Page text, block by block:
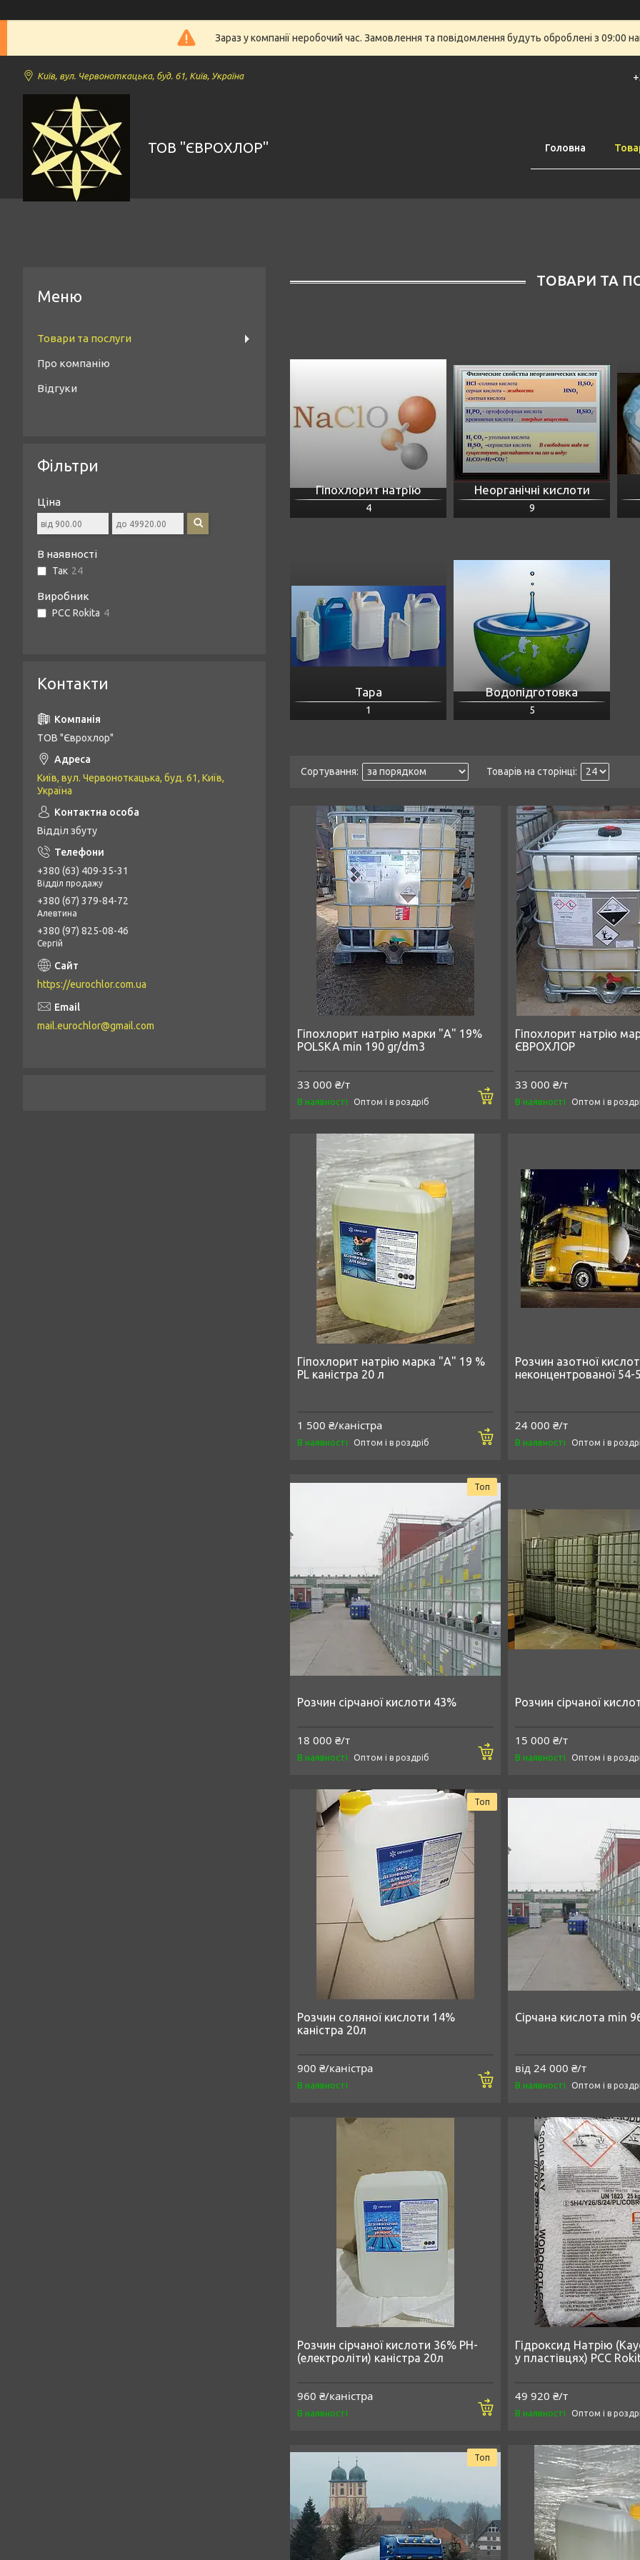
Зараз у компанії неробочий час. Замовлення та повідомлення будуть оброблені з 09:00
Київ, вул. Червоноткацька, буд. 61, Київ, Україна
ТОВ "ЄВРОХЛОР" Головна
ТОВАРИ ТА
Гіпохлорит натрію
4
Неорганічні кислоти
9
Тара
1
Водопідготовка
5
Гіпохлорит натрію марки "А" 19%
POLSKA min 190 gr/dm3
33 000 ₴/т
В наявності Оптом і в роздріб Купити
Гіпохлорит натрію
ЄВРОХЛОР
33 000 ₴/т
В наявності Оптом і в
Гіпохлорит натрію марка "А" 19 %
PL каністра 20 л
1 500 ₴/каністра
В наявності Оптом і в роздріб Купити
Розчин азотної
неконцентрованої 54-
24 000 ₴/т
В наявності Оптом і в
Топ
Розчин сірчаної кислоти 43%
18 000 ₴/т
В наявності Оптом і в роздріб Купити
Розчин сірчаної
15 000 ₴/т
В наявності Оптом і в
Топ
Розчин соляної кислоти 14%
каністра 20л
900 ₴/каністра
В наявності Купити
Сірчана кислота min
від 24 000 ₴/т
В наявності Оптом і в
Розчин сірчаної кислоти 36% РН-
(електроліти) каністра 20л
960 ₴/каністра
В наявності Купити
Гідроксид Натрію
у пластівцях) PCC
49 920 ₴/т
В наявності Оптом і в
Топ
Товари та послуги
Про компанію
Відгуки
Фільтри
Ціна
В наявності
Так 24
Виробник
PCC Rokita 4
Контакти
ТОВ "Єврохлор"
Київ, вул. Червоноткацька, буд. 61, Київ,
Україна
Відділ збуту
+380 (63) 409-35-31
Відділ продажу
+380 (67) 379-84-72
Алевтина
+380 (97) 825-08-46
Сергій
https://eurochlor.com.ua
mail.eurochlor@gmail.com